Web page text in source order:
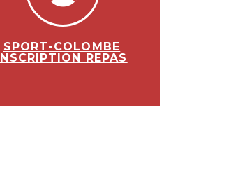
SPORT-COLOMBE
INSCRIPTION REPAS